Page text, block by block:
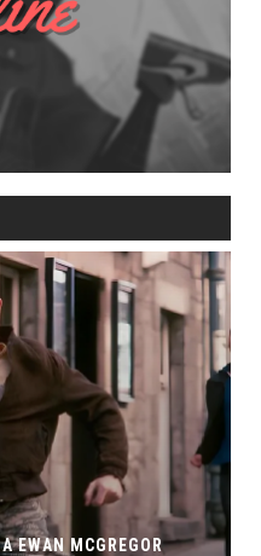
EWAN MCGREGOR